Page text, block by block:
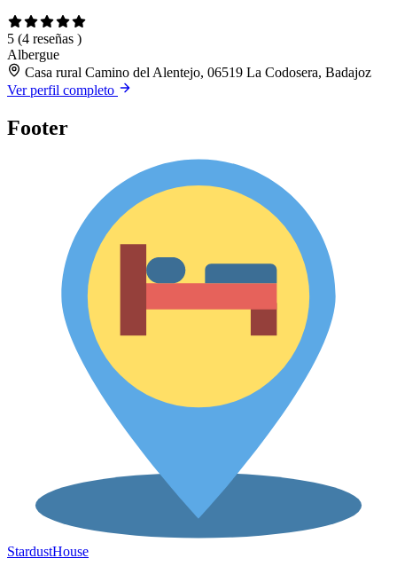
5 (4 reseñas )
Albergue
Casa rural Camino del Alentejo, 06519 La Codosera, Badajoz
Ver perfil completo
Footer
StardustHouse